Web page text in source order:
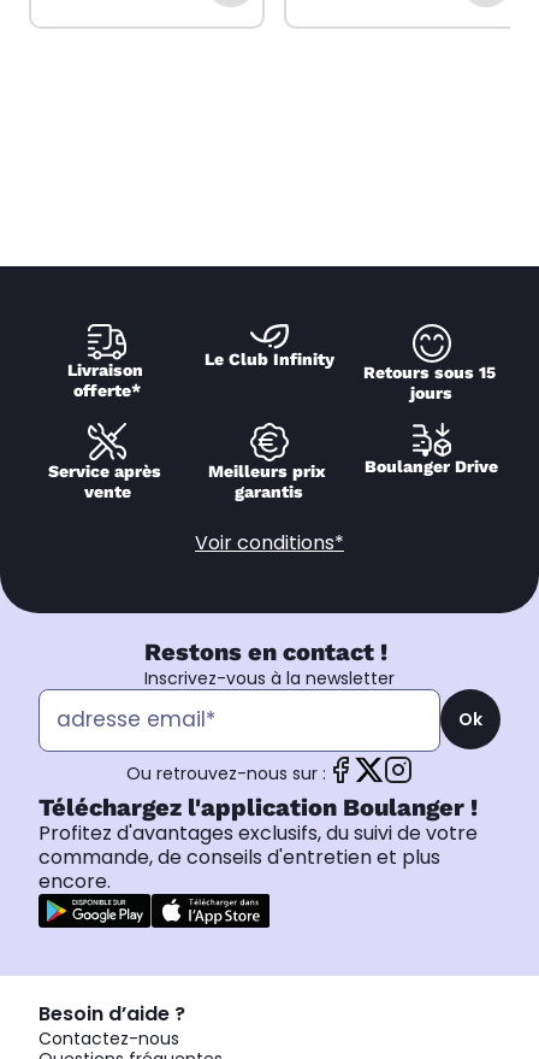
Livraison
offerte*
Le Club Infinity
Retours sous 15
jours
Service après
vente
Meilleurs prix
garantis
Boulanger Drive
Voir conditions*
Restons en contact !
Inscrivez-vous à la newsletter
Ok
Ou retrouvez-nous sur :
Téléchargez l'application Boulanger !
Profitez d'avantages exclusifs, du suivi de votre
commande, de conseils d'entretien et plus
encore.
Besoin d’aide ?
Contactez-nous